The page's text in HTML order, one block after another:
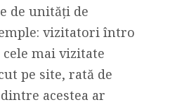
de unități de
vizitatori întro
mai vizitate
pe site, rată de
acestea ar